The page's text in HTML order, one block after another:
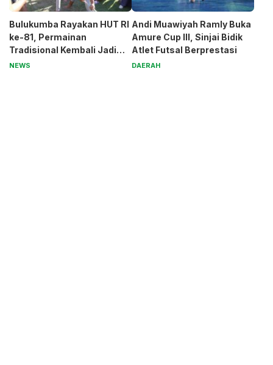
Bulukumba Rayakan HUT RI
ke-81, Permainan
Tradisional Kembali Jadi
Magnet
NEWS
Andi Muawiyah Ramly Buka
Amure Cup III, Sinjai Bidik
Atlet Futsal Berprestasi
DAERAH